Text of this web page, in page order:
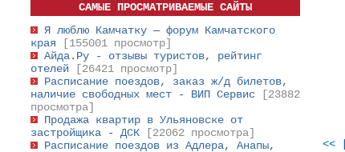
САМЫЕ ПРОСМАТРИВАЕМЫЕ САЙТЫ
Я люблю Камчатку — форум Камчатского
края
[155001 просмотр]
Айда.Ру - отзывы туристов, рейтинг
отелей
[26421 просмотр]
Расписание поездов, заказ ж/д билетов,
наличие свободных мест - ВИП Сервис
[23882
просмотра]
Продажа квартир в Ульяновске от
застройщика - ДСК
[22062 просмотра]
Расписание поездов из Адлера, Анапы,
<<